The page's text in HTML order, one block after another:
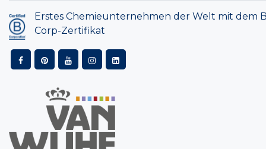
Erstes Chemieunternehmen der Welt mit dem
Corp-Zertifikat